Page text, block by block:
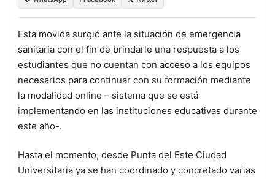
Esta movida surgió ante la situación de emergencia
sanitaria con el fin de brindarle una respuesta a los
estudiantes que no cuentan con acceso a los equipos
necesarios para continuar con su formación mediante
la modalidad online – sistema que se está
implementando en las instituciones educativas durante
este año-.
Hasta el momento, desde Punta del Este Ciudad
Universitaria ya se han coordinado y concretado varias